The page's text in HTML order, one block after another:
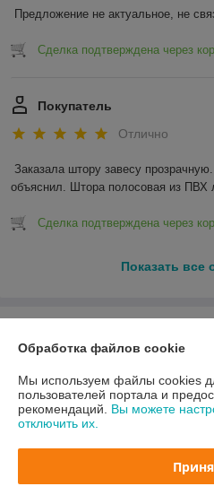
Предложение не актуальное, не
Сделка подтверждена через
Покупатель
Отлично
Заказала штору завесу
объяснил. Штора полосовая из ПВХ
Сделка подтверждена через
Показать все
Доставка и оплата
График работы
Обработка файлов cookie
Мы используем файлы cookies
пользователей портала и
рекомендаций. Вы можете
отключить их.